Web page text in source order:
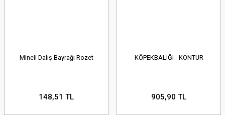
Mineli Dalış Bayrağı Rozet
148,51 TL
KÖPEKBALIĞI - KONTUR
905,90 TL